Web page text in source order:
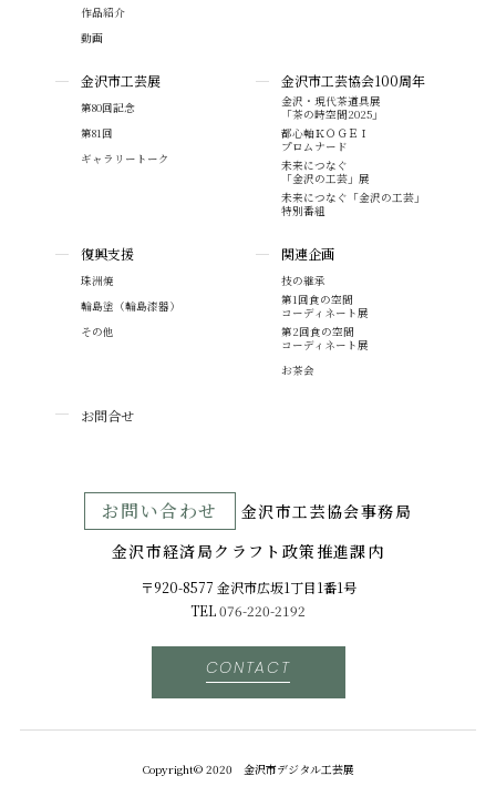
作品紹介
動画
金沢市工芸展
第80回記念
第81回
ギャラリートーク
金沢市工芸協会100周年
金沢・現代茶道具展
「茶の時空間2025」
都心軸ＫＯＧＥＩ
プロムナード
未来につなぐ
「金沢の工芸」展
未来につなぐ「金沢の工芸」
特別番組
復興支援
珠洲焼
輪島塗（輪島漆器）
その他
関連企画
技の継承
第1回食の空間
コーディネート展
第2回食の空間
コーディネート展
お茶会
お問合せ
お問い合わせ
⾦沢市⼯芸協会事務局
金沢市経済局クラフト政策推進課内
〒920-8577 ⾦沢市広坂1丁目1番1号
TEL076-220-2192
CONTACT
Copyright© 2020 金沢市デジタル工芸展